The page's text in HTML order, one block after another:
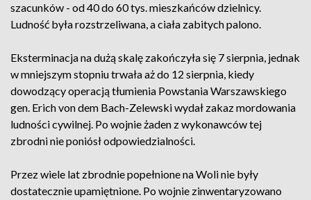
szacunków - od 40 do 60 tys. mieszkańców dzielnicy.
Ludność była rozstrzeliwana, a ciała zabitych palono.
Eksterminacja na dużą skalę zakończyła się 7 sierpnia, jednak
w mniejszym stopniu trwała aż do 12 sierpnia, kiedy
dowodzący operacją tłumienia Powstania Warszawskiego
gen. Erich von dem Bach-Zelewski wydał zakaz mordowania
ludności cywilnej. Po wojnie żaden z wykonawców tej
zbrodni nie poniósł odpowiedzialności.
Przez wiele lat zbrodnie popełnione na Woli nie były
dostatecznie upamiętnione. Po wojnie zinwentaryzowano